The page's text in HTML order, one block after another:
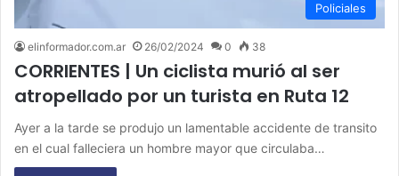
Policiales
elinformador.com.ar 26/02/2024 0 38
CORRIENTES | Un ciclista murió al ser
atropellado por un turista en Ruta 12
Ayer a la tarde se produjo un lamentable accidente de transito
en el cual falleciera un hombre mayor que circulaba…